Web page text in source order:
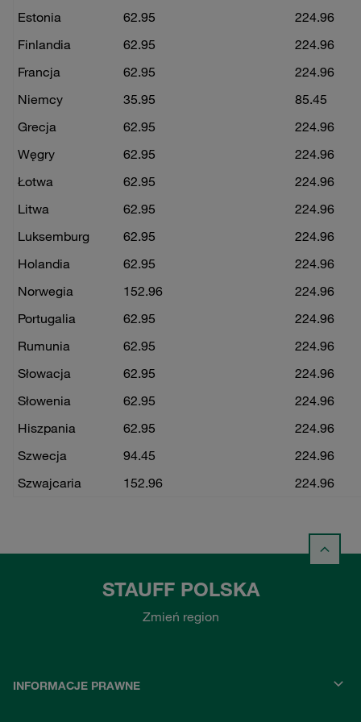
Estonia
62.95
224.96
Finlandia
62.95
224.96
Francja
62.95
224.96
Niemcy
35.95
85.45
Grecja
62.95
224.96
Węgry
62.95
224.96
Łotwa
62.95
224.96
Litwa
62.95
224.96
Luksemburg
62.95
224.96
Holandia
62.95
224.96
Norwegia
152.96
224.96
Portugalia
62.95
224.96
Rumunia
62.95
224.96
Słowacja
62.95
224.96
Słowenia
62.95
224.96
Hiszpania
62.95
224.96
Szwecja
94.45
224.96
Szwajcaria
152.96 224.96
STAUFF POLSKA
Zmień region
INFORMACJE PRAWNE